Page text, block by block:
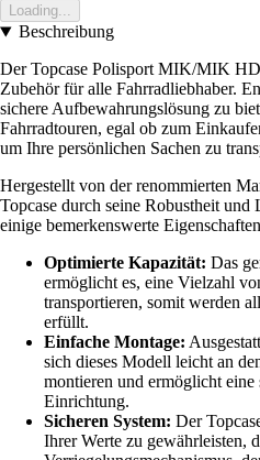
Loading...
Beschreibung
Der Topcase Polisport MIK/MIK
Zubehör für alle Fahrradliebhaber.
sichere Aufbewahrungslösung zu
Fahrradtouren, egal ob zum
um Ihre persönlichen Sachen zu
Hergestellt von der renommierten
Topcase durch seine Robustheit
einige bemerkenswerte
Optimierte Kapazität: Das
ermöglicht es, eine Vielzahl
transportieren, somit werden
erfüllt.
Einfache Montage:
sich dieses Modell leicht an
montieren und ermöglicht eine
Einrichtung.
Sicheren System: Der
Ihrer Werte zu gewährleisten,